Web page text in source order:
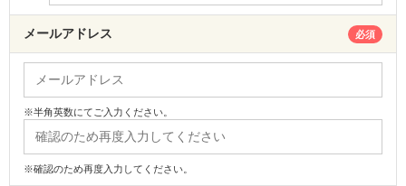
メールアドレス 必須
※半角英数にてご入力ください。
※確認のため再度入力してください。